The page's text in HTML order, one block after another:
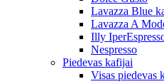
Lavazza Blue
Lavazza A
Illy
Nespresso
Piedevas kafijai
Visas piedevas